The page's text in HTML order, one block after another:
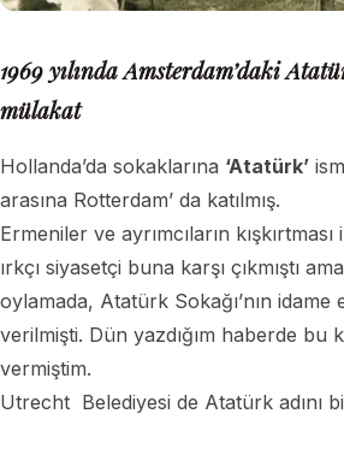
1969 yılında Amsterdam’daki
mülakat
Hollanda’da sokaklarına ‘Atatürk’
arasına Rotterdam’ da katılmış.
Ermeniler ve ayrımcıların
ırkçı siyasetçi buna karşı çıkmıştı
oylamada, Atatürk Sokağı’nın idame
verilmişti. Dün yazdığım haberde bu
vermiştim.
Utrecht Belediyesi de Atatürk adını